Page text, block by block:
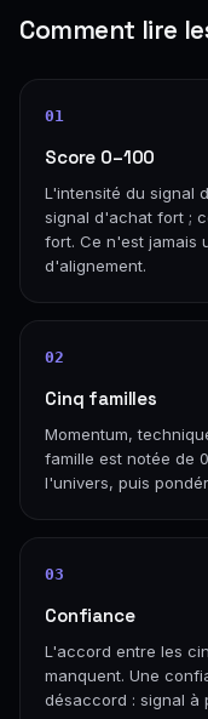
Comment lire
01
Score 0–100
L'intensité du signal
signal d'achat fort ;
fort. Ce n'est jamais
d'alignement.
02
Cinq familles
Momentum,
famille est notée de
l'univers, puis
03
Confiance
L'accord entre les
manquent. Une
désaccord : signal à